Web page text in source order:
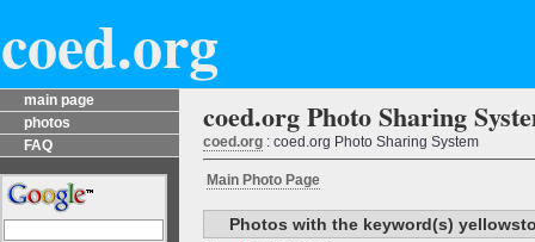
coed.org
main page
photos
FAQ
coed.org Photo Sharing
coed.org : coed.org Photo Sharing System
Main Photo Page
Photos with the keyword(s)